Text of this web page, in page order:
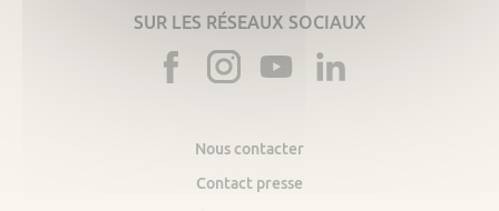
SUR LES RÉSEAUX SOCIAUX
Nous contacter
Contact presse